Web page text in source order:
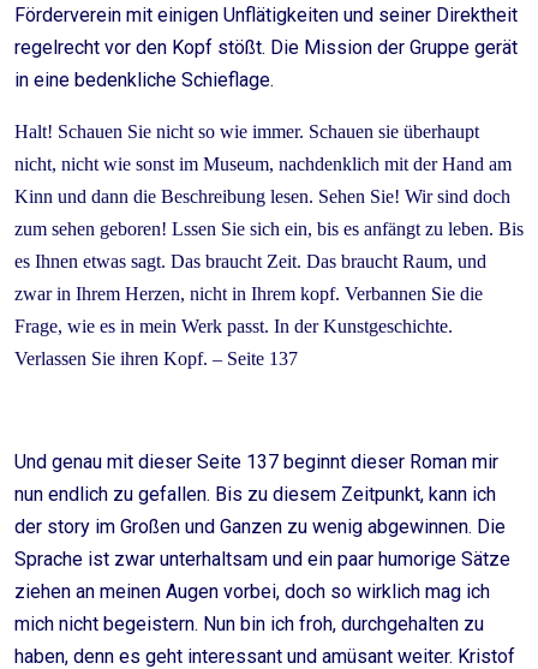
Förderverein mit einigen Unflätigkeiten und seiner Direktheit
regelrecht vor den Kopf stößt. Die Mission der Gruppe gerät
in eine bedenkliche Schieflage.
Halt! Schauen Sie nicht so wie immer. Schauen sie überhaupt
nicht, nicht wie sonst im Museum, nachdenklich mit der Hand am
Kinn und dann die Beschreibung lesen. Sehen Sie! Wir sind doch
zum sehen geboren! Lssen Sie sich ein, bis es anfängt zu leben. Bis
es Ihnen etwas sagt. Das braucht Zeit. Das braucht Raum, und
zwar in Ihrem Herzen, nicht in Ihrem kopf. Verbannen Sie die
Frage, wie es in mein Werk passt. In der Kunstgeschichte.
Verlassen Sie ihren Kopf. – Seite 137
Und genau mit dieser Seite 137 beginnt dieser Roman mir
nun endlich zu gefallen. Bis zu diesem Zeitpunkt, kann ich
der story im Großen und Ganzen zu wenig abgewinnen. Die
Sprache ist zwar unterhaltsam und ein paar humorige Sätze
ziehen an meinen Augen vorbei, doch so wirklich mag ich
mich nicht begeistern. Nun bin ich froh, durchgehalten zu
haben, denn es geht interessant und amüsant weiter. Kristof